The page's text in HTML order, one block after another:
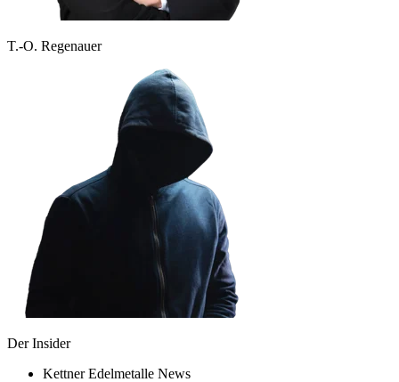
T.-O. Regenauer
Der Insider
Kettner Edelmetalle News